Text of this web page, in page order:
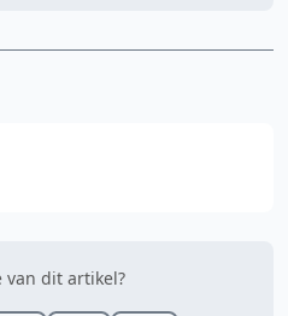
van dit artikel?